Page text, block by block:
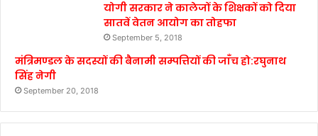
योगी सरकार ने कालेजों के शिक्षकों को दिया
सातवें वेतन आयोग का तोहफा
September 5, 2018
मंत्रिमण्डल के सदस्यों की बैनामी सम्पत्तियों की जाँच हो:रघुनाथ
सिंह नेगी
September 20, 2018